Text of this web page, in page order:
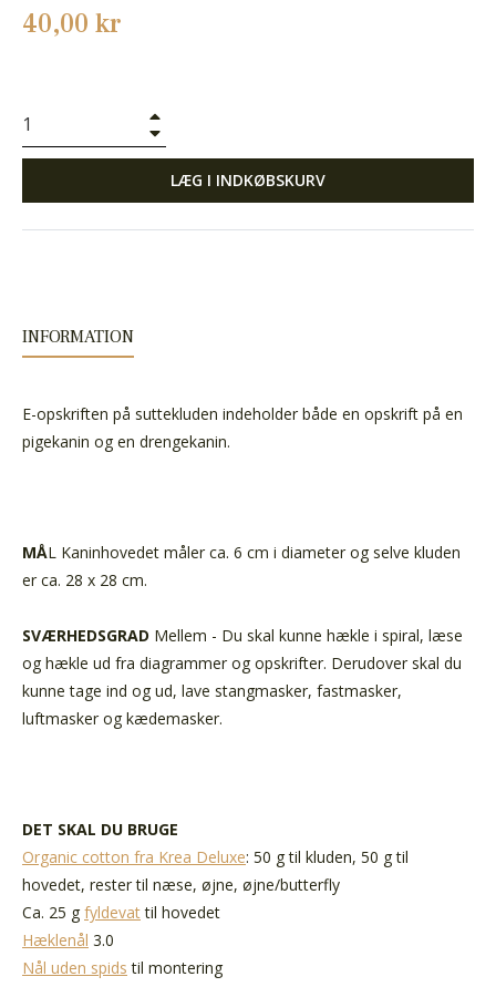
Normalpris
40,00 kr
LÆG I INDKØBSKURV
INFORMATION
E-opskriften på suttekluden indeholder både en opskrift på en
pigekanin og en drengekanin.
MÅL Kaninhovedet måler ca. 6 cm i diameter og selve kluden
er ca. 28 x 28 cm.
SVÆRHEDSGRAD Mellem - Du skal kunne hækle i spiral, læse
og hækle ud fra diagrammer og opskrifter. Derudover skal du
kunne tage ind og ud, lave stangmasker, fastmasker,
luftmasker og kædemasker.
DET SKAL DU BRUGE
Organic cotton fra Krea Deluxe: 50 g til kluden, 50 g til
hovedet, rester til næse, øjne, øjne/butterfly
Ca. 25 g fyldevattil hovedet
Hæklenål 3.0
Nål uden spids til montering